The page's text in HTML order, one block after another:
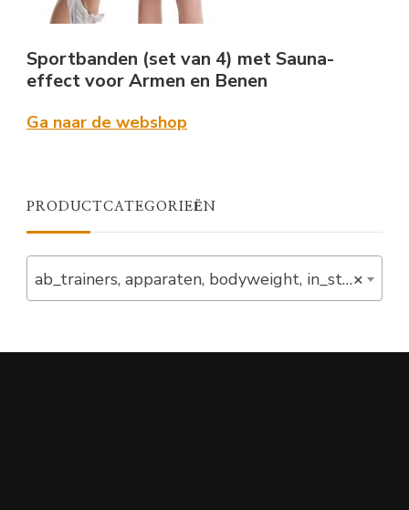
Sportbanden (set van 4) met Sauna-
effect voor Armen en Benen
Ga naar de webshop
PRODUCTCATEGORIEËN
×
ab_trainers, apparaten, bodyweight, in_stock, stay, training, verlaagd (1)